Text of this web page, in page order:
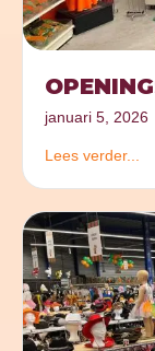
januari 5, 2026
Lees verder...